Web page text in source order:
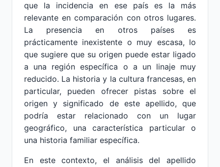
que la incidencia en ese país es la más
relevante en comparación con otros lugares.
La presencia en otros países es
prácticamente inexistente o muy escasa, lo
que sugiere que su origen puede estar ligado
a una región específica o a un linaje muy
reducido. La historia y la cultura francesas, en
particular, pueden ofrecer pistas sobre el
origen y significado de este apellido, que
podría estar relacionado con un lugar
geográfico, una característica particular o
una historia familiar específica.
En este contexto, el análisis del apellido